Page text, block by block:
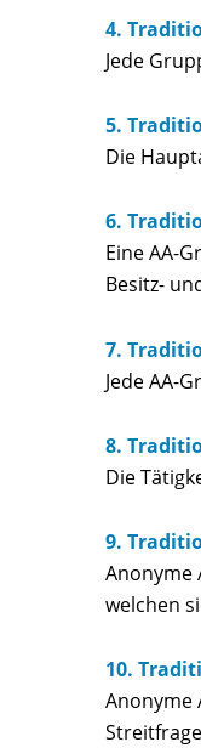
4.
Jede
5.
Die
6.
Eine AA-
Besitz-
7.
Jede AA-
8.
Die
9.
Anonyme
welchen
10.
Anonyme